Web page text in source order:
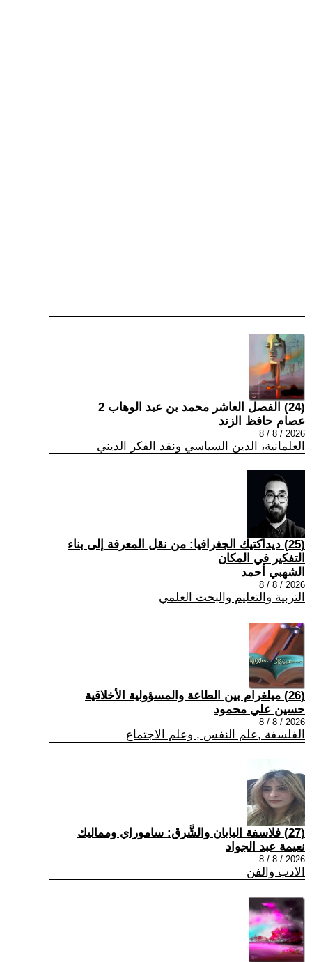
(24) الفصل العاشر محمد بن عبد الوهاب 2
عصام حافظ الزند
2026 / 8 / 8
العلمانية، الدين السياسي ونقد الفكر الديني
(25) ديداكتيك الجغرافيا: من نقل المعرفة إلى بناء
التفكير في المكان
الشهبي أحمد
2026 / 8 / 8
التربية والتعليم والبحث العلمي
(26) ميلغرام بين الطاعة والمسؤولية الأخلاقية
حسين علي محمود
2026 / 8 / 8
الفلسفة ,علم النفس , وعلم الاجتماع
(27) فلاسفة اليابان والشَّرق: ساموراي ومماليك
نعيمة عبد الجواد
2026 / 8 / 8
الادب والفن